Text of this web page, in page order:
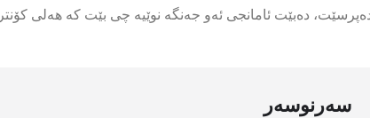
دەبێت ئامانجی ئەو جەنگە نوێیە چی بێت کە هەلی
سەرنوسەر